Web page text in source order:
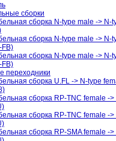
сборки
сборка N-type male ->
сборка N-type male ->
FB)
сборка N-type male ->
FB)
переходники
сборка U.FL -> N-type
сборка RP-TNC female -
сборка RP-TNC female -
сборка RP-SMA female -